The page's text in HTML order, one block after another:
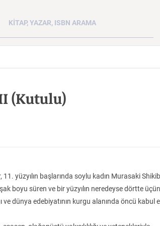
Toprakları İslam Fethinden Timur’a Mezopotamya, Iran Ve Türkistan
Çin: Tarih, Kültür ve
Medeniyet
Kuzey Kafkasya
Halkları
(Kutulu)
yüzyılın başlarında soylu kadın Murasaki
boyu süren ve bir yüzyılın neredeyse dörtte
ve dünya edebiyatının kurgu alanında öncü kabul